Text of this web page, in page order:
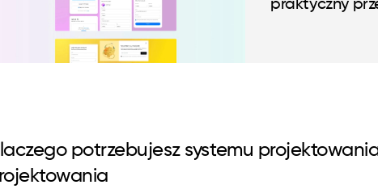
praktyczny
potrzebujesz systemu